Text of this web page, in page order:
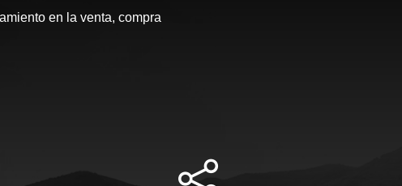
en la venta, compra